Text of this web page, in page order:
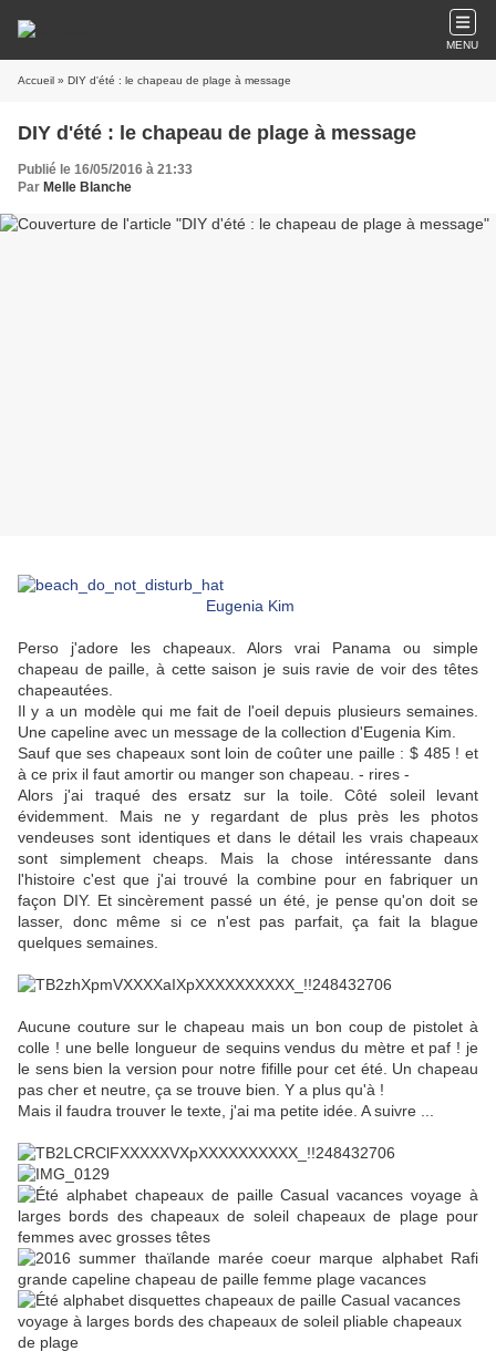
MENU
Accueil » DIY d'été : le chapeau de plage à message
DIY d'été : le chapeau de plage à message
Publié le 16/05/2016 à 21:33
Par Melle Blanche
Eugenia Kim
Perso j'adore les chapeaux. Alors vrai Panama ou simple
chapeau de paille, à cette saison je suis ravie de voir des têtes
chapeautées.
Il y a un modèle qui me fait de l'oeil depuis plusieurs semaines.
Une capeline avec un message de la collection d'Eugenia Kim.
Sauf que ses chapeaux sont loin de coûter une paille : $ 485 ! et
à ce prix il faut amortir ou manger son chapeau. - rires -
Alors j'ai traqué des ersatz sur la toile. Côté soleil levant
évidemment. Mais ne y regardant de plus près les photos
vendeuses sont identiques et dans le détail les vrais chapeaux
sont simplement cheaps. Mais la chose intéressante dans
l'histoire c'est que j'ai trouvé la combine pour en fabriquer un
façon DIY. Et sincèrement passé un été, je pense qu'on doit se
lasser, donc même si ce n'est pas parfait, ça fait la blague
quelques semaines.
Aucune couture sur le chapeau mais un bon coup de pistolet à
colle ! une belle longueur de sequins vendus du mètre et paf ! je
le sens bien la version pour notre fifille pour cet été. Un chapeau
pas cher et neutre, ça se trouve bien. Y a plus qu'à !
Mais il faudra trouver le texte, j'ai ma petite idée. A suivre ...